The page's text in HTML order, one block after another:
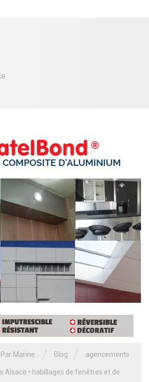
Par Marine Blog agencements
Alsace • habillages de fenêtres et de